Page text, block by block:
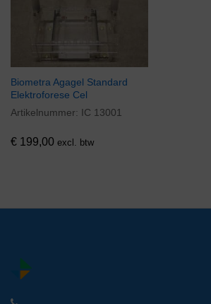
Biometra Agagel Standard
Elektroforese Cel
Artikelnummer: IC 13001
€ 199,00 excl. btw